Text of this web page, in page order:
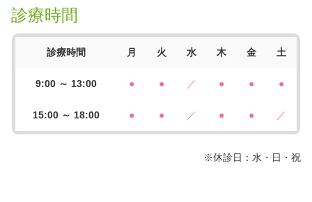
診療時間
診療時間 月 火 水 木 金 土
9:00 ～ 13:00 ● ● ／ ● ● ●
15:00 ～ 18:00 ● ● ／ ● ● ／
※休診日：水・日・祝